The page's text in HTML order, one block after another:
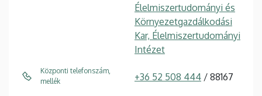
Élelmiszertudományi és
Környezetgazdálkodási
Kar, Élelmiszertudományi
Intézet
Központi telefonszám,
mellék
+36 52 508 444 / 88167